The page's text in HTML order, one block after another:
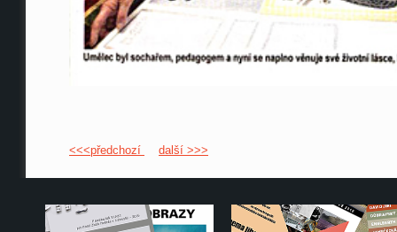
<<<předchozí další >>>